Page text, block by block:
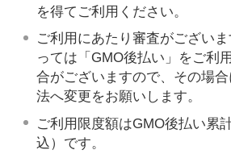
を得てご利用ください。
ご利用にあたり審査がござい
っては「GMO後払い」をご利
合がございますので、その場
法へ変更をお願いします。
ご利用限度額はGMO後払い累
込）です。